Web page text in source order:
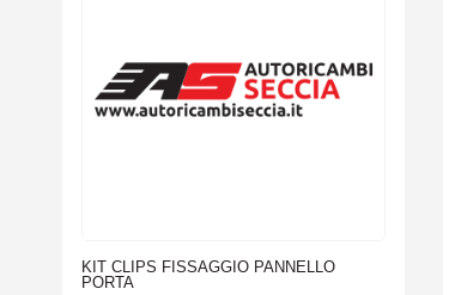
KIT CLIPS FISSAGGIO PANNELLO
PORTA